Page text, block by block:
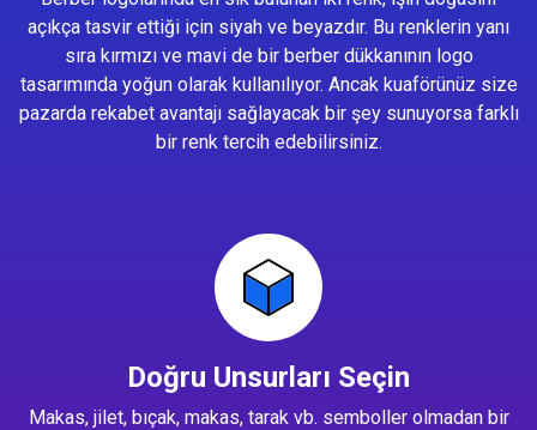
açıkça tasvir ettiği için siyah ve beyazdır. Bu renklerin yanı
sıra kırmızı ve mavi de bir berber dükkanının logo
tasarımında yoğun olarak kullanılıyor. Ancak kuaförünüz size
pazarda rekabet avantajı sağlayacak bir şey sunuyorsa farklı
bir renk tercih edebilirsiniz.
Doğru Unsurları Seçin
Makas, jilet, bıçak, makas, tarak vb. semboller olmadan bir